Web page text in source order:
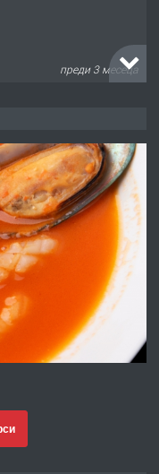
преди 3 месеца
преди 10 месеца
машина -
от ЕЦБ
преди 1 година